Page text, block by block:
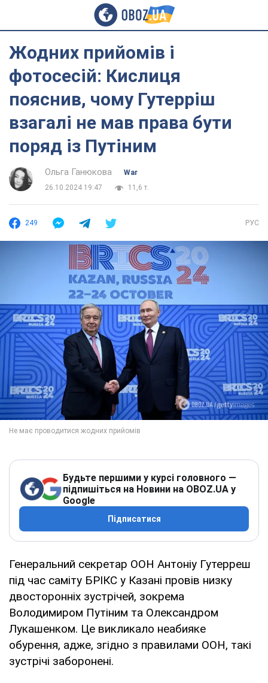
Жодних прийомів і
фотосесій: Кислиця
пояснив, чому Гутерріш
взагалі не мав права бути
поряд із Путіним
Ольга Ганюкова
War
26.10.2024 19:47
11,6 т.
249 РУС
Будьте першими у курсі головного —
підпишіться на Новини на OBOZ.UA у
Google
Підписатися
Генеральний секретар ООН Антоніу Гутерреш
під час саміту БРІКС у Казані провів низку
двосторонніх зустрічей, зокрема
Володимиром Путіним та Олександром
Лукашенком. Це викликало неабияке
обурення, адже, згідно з правилами ООН, такі
зустрічі заборонені.